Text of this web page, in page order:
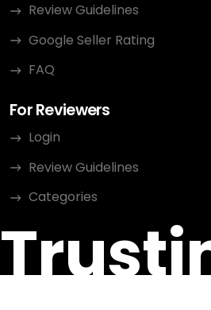
Review Guidelines
Google Seller Rating
FAQ
For Reviewers
Login
Review Guidelines
Categories